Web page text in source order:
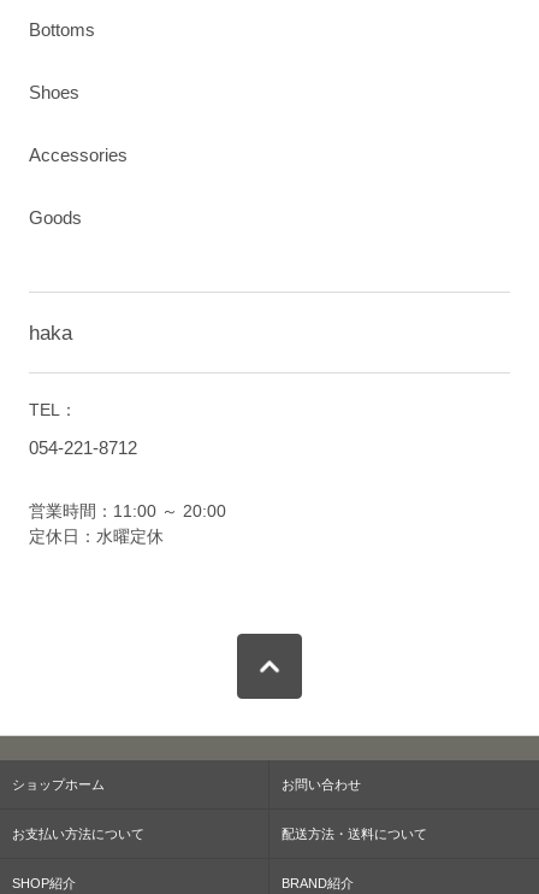
Bottoms
Shoes
Accessories
Goods
haka
TEL：
054-221-8712
営業時間：11:00 ～ 20:00
定休日：水曜定休
ショップホーム お問い合わせ
お支払い方法について 配送方法・送料について
SHOP紹介 BRAND紹介